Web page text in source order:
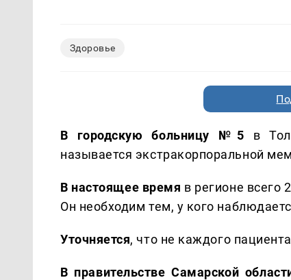
Здоровье
В городскую больницу №5 в
называется экстракорпоральной
В настоящее время в регионе всего
Он необходим тем, у кого
Уточняется, что не каждого
В правительстве Самарской